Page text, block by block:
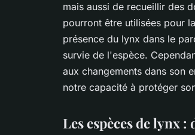
mais aussi de recueillir des
pourront être utilisées pour
présence du lynx dans le
survie de l'espèce.
aux changements dans son
notre capacité à protéger
Les espèces de lynx